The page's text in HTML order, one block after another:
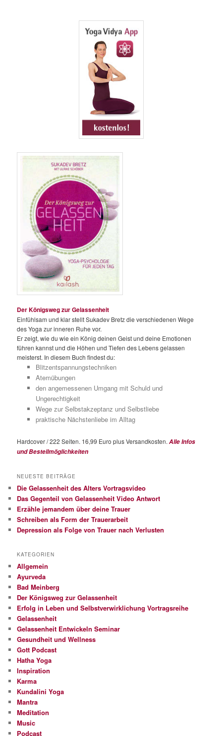
Der Königsweg zur Gelassenheit
Einfühlsam und klar stellt Sukadev Bretz die verschiedenen Wege
des Yoga zur inneren Ruhe vor.
Er zeigt, wie du wie ein König deinen Geist und deine Emotionen
führen kannst und die Höhen und Tiefen des Lebens gelassen
meisterst. In diesem Buch findest du:
Blitzentspannungstechniken
Atemübungen
den angemessenen Umgang mit Schuld und
Ungerechtigkeit
Wege zur Selbstakzeptanz und Selbstliebe
praktische Nächstenliebe im Alltag
Hardcover / 222 Seiten. 16,99 Euro plus Versandkosten.Alle Infos
und Bestellmöglichkeiten
NEUESTE BEITRÄGE
Die Gelassenheit des Alters Vortragsvideo
Das Gegenteil von Gelassenheit Video Antwort
Erzähle jemandem über deine Trauer
Schreiben als Form der Trauerarbeit
Depression als Folge von Trauer nach Verlusten
KATEGORIEN
Allgemein
Ayurveda
Bad Meinberg
Der Königsweg zur Gelassenheit
Erfolg in Leben und Selbstverwirklichung Vortragsreihe
Gelassenheit
Gelassenheit Entwickeln Seminar
Gesundheit und Wellness
Gott Podcast
Hatha Yoga
Inspiration
Karma
Kundalini Yoga
Mantra
Meditation
Music
Podcast